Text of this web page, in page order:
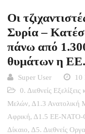
Οι
Συρία –
πάνω από
θυμάτων η ΕΕ.
Super User
10
0. Διεθνείς
Μελών, Δ1.3 Ανατολική
Αφρική, Δ1.5 ΕΕ-ΝΑΤΟ-
Δίκαιο, Δ5. Διεθνείς